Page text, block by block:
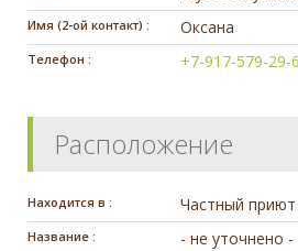
Имя (2-ой контакт) : Оксана
Телефон : +7-917-579-29-
Расположение
Находится в : Частный приют
Название : - не уточнено -